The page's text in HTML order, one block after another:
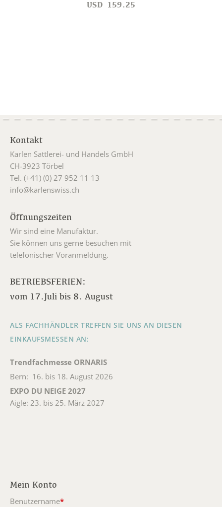
USD 159.25
Kontakt
Karlen Sattlerei- und Handels GmbH
CH-3923 Törbel
Tel. (+41) (0) 27 952 11 13
info@karlenswiss.ch
Öffnungszeiten
Wir sind eine Manufaktur.
Sie können uns gerne besuchen mit
telefonischer Voranmeldung.
BETRIEBSFERIEN:
vom 17.Juli bis 8. August
ALS FACHHÄNDLER TREFFEN SIE UNS AN DIESEN
EINKAUFSMESSEN AN:
Trendfachmesse ORNARIS
Bern: 16. bis 18. August 2026
EXPO DU NEIGE 2027
Aigle: 23. bis 25. März 2027
Mein Konto
Benutzername*